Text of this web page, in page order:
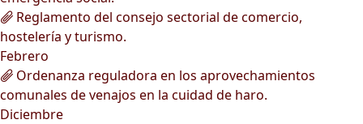
Reglamento del consejo sectorial de comercio,
hostelería y turismo.
Febrero
Ordenanza reguladora en los aprovechamientos
comunales de venajos en la cuidad de haro.
Diciembre